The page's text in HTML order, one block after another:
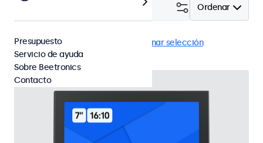
Ordenar
VGA Uso continuo (24/7) Eliminar selección
Presupuesto
Servicio de ayuda
Sobre Beetronics
Contacto